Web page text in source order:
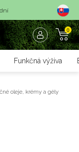
0
Funkčná výživa
oleje, krémy a gély